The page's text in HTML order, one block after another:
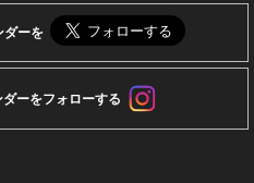
ダーを
ーをフォローする